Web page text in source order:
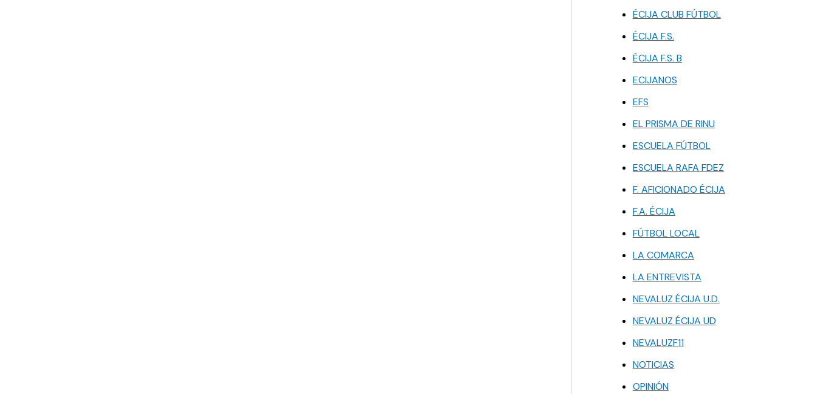
ÉCIJA CLUB FÚTBOL
ÉCIJA F.S.
ÉCIJA F.S. B
ECIJANOS
EFS
EL PRISMA DE RINU
ESCUELA FÚTBOL
ESCUELA RAFA FDEZ
F. AFICIONADO ÉCIJA
F.A. ÉCIJA
FÚTBOL LOCAL
LA COMARCA
LA ENTREVISTA
NEVALUZ ÉCIJA U.D.
NEVALUZ ÉCIJA UD
NEVALUZF11
NOTICIAS
OPINIÓN